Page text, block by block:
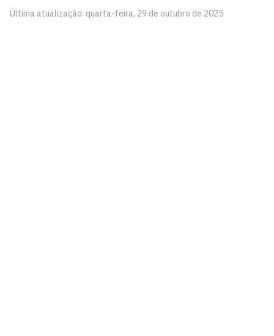
Última atualização: quarta-feira, 29 de outubro de 2025